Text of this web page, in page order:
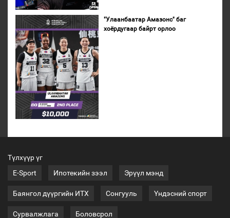
"Улаанбаатар Амазонс" баг
хоёрдугаар байрт орлоо
Түлхүүр үг
E-Sport
Ипотекийн зээл Эрүүл мэнд
Баянгол дүүргийн ИТХ Сонгууль Үндэсний спорт
Сурвалжлага Боловсрол